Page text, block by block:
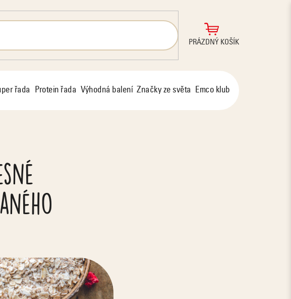
NÁKUPNÍ
PRÁZDNÝ KOŠÍK
řada Protein řada Výhodná balení Značky ze světa Emco klub